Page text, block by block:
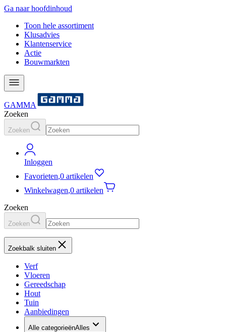
Ga naar hoofdinhoud
Toon hele assortiment
Klusadvies
Klantenservice
Actie
Bouwmarkten
GAMMA
Zoeken
Zoeken
Inloggen
Favorieten,0 artikelen
Winkelwagen,0 artikelen
Zoeken
Zoeken
Zoekbalk sluiten
Verf
Vloeren
Gereedschap
Hout
Tuin
Aanbiedingen
Alle categorieënAlles